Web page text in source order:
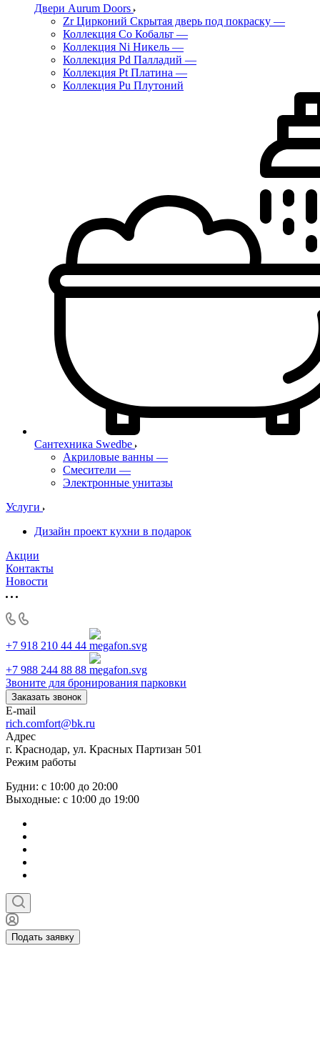
Двери Aurum Doors
Zr Цирконий Скрытая дверь под покраску —
Коллекция Co Кобальт —
Коллекция Ni Никель —
Коллекция Pd Палладий —
Коллекция Pt Платина —
Коллекция Pu Плутоний
Сантехника Swedbe
Акриловые ванны —
Смесители —
Электронные унитазы
Услуги
Дизайн проект кухни в подарок
Акции
Контакты
Новости
+7 918 210 44 44
+7 988 244 88 88
Звоните для бронирования парковки
Заказать звонок
E-mail
rich.comfort@bk.ru
Адрес
г. Краснодар, ул. Красных Партизан 501
Режим работы
Будни: с 10:00 до 20:00
Выходные: с 10:00 до 19:00
Подать заявку